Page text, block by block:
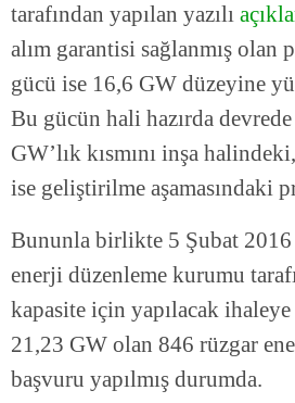
tarafından yapılan yazılı
alım garantisi sağlanmış olan
gücü ise 16,6 GW düzeyine
Bu gücün hali hazırda
GW’lık kısmını inşa
ise geliştirilme aşamasındaki
Bununla birlikte 5 Şubat
enerji düzenleme kurumu
kapasite için yapılacak
21,23 GW olan 846 rüzgar
başvuru yapılmış durumda.